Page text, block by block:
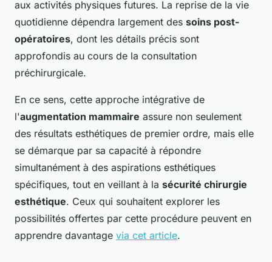
aux activités physiques futures. La reprise de la vie
quotidienne dépendra largement des soins post-
opératoires, dont les détails précis sont
approfondis au cours de la consultation
préchirurgicale.
En ce sens, cette approche intégrative de
l'augmentation mammaire assure non seulement
des résultats esthétiques de premier ordre, mais elle
se démarque par sa capacité à répondre
simultanément à des aspirations esthétiques
spécifiques, tout en veillant à la sécurité chirurgie
esthétique. Ceux qui souhaitent explorer les
possibilités offertes par cette procédure peuvent en
apprendre davantage via cet article.